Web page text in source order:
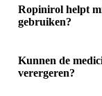
Ropinirol helpt
gebruiken?
Kunnen de
verergeren?